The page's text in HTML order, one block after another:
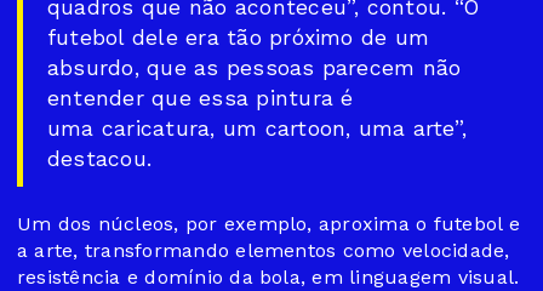
quadros que não aconteceu”, contou. “O
futebol dele era tão próximo de um
absurdo, que as pessoas parecem não
entender que essa pintura é
uma caricatura, um cartoon, uma arte”,
destacou.
Um dos núcleos, por exemplo, aproxima o futebol e
a arte, transformando elementos como velocidade,
resistência e domínio da bola, em linguagem visual.